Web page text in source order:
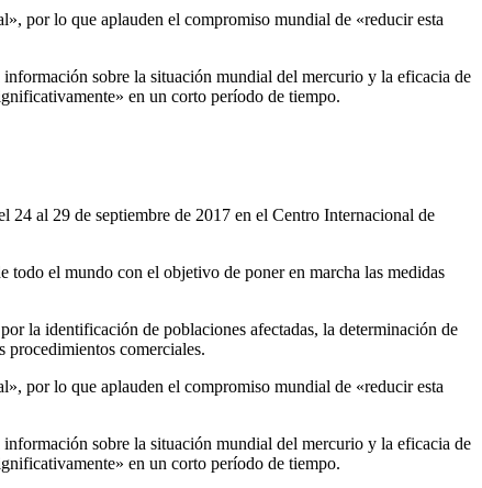
por lo que aplauden el compromiso mundial de «reducir esta
sobre la situación mundial del mercurio y la eficacia de
en un corto período de tiempo.
al 29 de septiembre de 2017 en el Centro Internacional de
todo el mundo con el objetivo de poner en marcha las medidas
la identificación de poblaciones afectadas, la determinación de
procedimientos comerciales.
por lo que aplauden el compromiso mundial de «reducir esta
sobre la situación mundial del mercurio y la eficacia de
en un corto período de tiempo.